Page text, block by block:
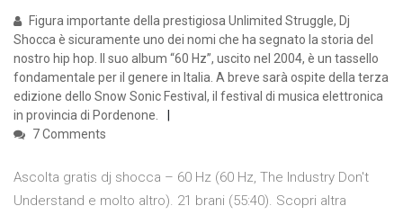
Figura importante della prestigiosa Unlimited Struggle, Dj
Shocca è sicuramente uno dei nomi che ha segnato la storia del
nostro hip hop. Il suo album “60 Hz”, uscito nel 2004, è un tassello
fondamentale per il genere in Italia. A breve sarà ospite della terza
edizione dello Snow Sonic Festival, il festival di musica elettronica
in provincia di Pordenone.
7 Comments
Ascolta gratis dj shocca – 60 Hz (60 Hz, The Industry Don't
Understand e molto altro). 21 brani (55:40). Scopri altra